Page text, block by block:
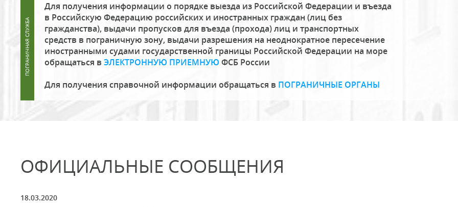
Для получения информации о порядке выезда из Российской Федерации и въезда
в Российскую Федерацию российских и иностранных граждан (лиц без
гражданства), выдачи пропусков для въезда (прохода) лиц и транспортных
средств в пограничную зону, выдачи разрешения на неоднократное пересечение
иностранными судами государственной границы Российской Федерации на море
обращаться в ЭЛЕКТРОННУЮ ПРИЕМНУЮ ФСБ России
Для получения справочной информации обращаться в ПОГРАНИЧНЫЕ ОРГАНЫ
ОФИЦИАЛЬНЫЕ СООБЩЕНИЯ
18.03.2020